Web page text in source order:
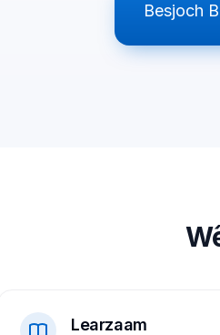
Besjoch
Learzaam